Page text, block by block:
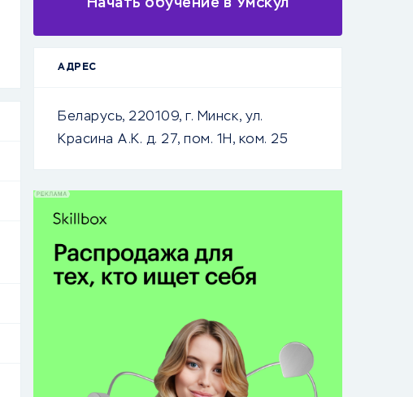
АДРЕС
Беларусь, 220109, г. Минск, ул.
Красина А.К. д. 27, пом. 1Н, ком. 25